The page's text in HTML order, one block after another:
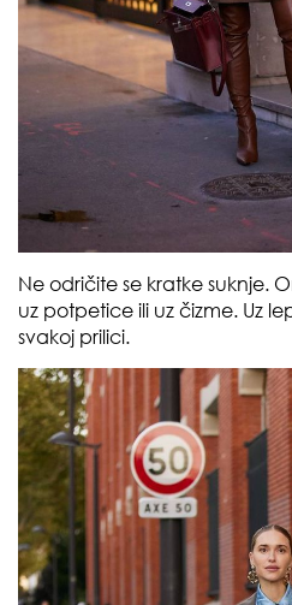
Ne odričite se kratke suknje.
uz potpetice ili uz čizme. Uz
svakoj prilici.